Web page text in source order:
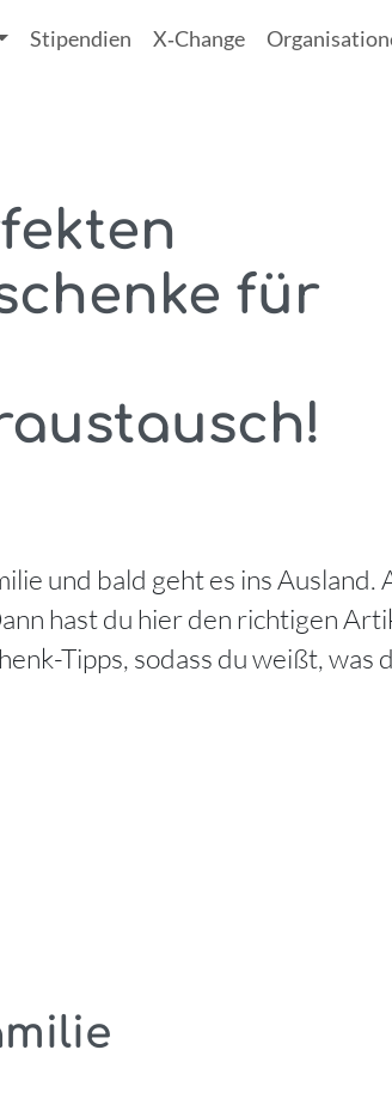
Stipendien X‑Change
für
und bald geht es ins Ausland.
hast du hier den richtigen
Tipps, sodass du weißt, was